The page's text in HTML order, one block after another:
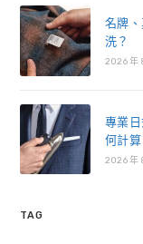
名牌
洗？
2026 年
專業
何計算
2026 年
TAG